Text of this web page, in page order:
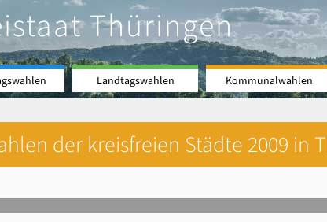
Thüringen
Landtagswahlen Kommunalwahlen
der kreisfreien Städte 2009 in